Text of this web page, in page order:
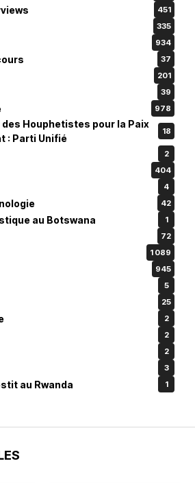
451
335
934
37
201
39
978
Houphetistes pour la Paix
: Parti Unifié
18
2
404
4
42
au Botswana 1
72
1 089
945
5
25
2
2
2
3
au Rwanda 1